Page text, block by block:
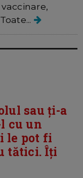
sau ți-a
cu un
le pot fi
tătici. Îți